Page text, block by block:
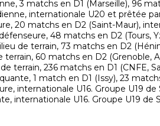
3 matchs en D1 (Marseille), 96
internationale U20 et prêtée
20 matchs en D2 (Saint-Maur),
48 matchs en D2 (Tours,
de terrain, 73 matchs en D2
terrain, 60 matchs en D2 (Grenoble,
terrain, 236 matchs en D1 (CNFE,
1 match en D1 (Issy), 23
internationale U16. Groupe U19 de
internationale U16. Groupe U19 de